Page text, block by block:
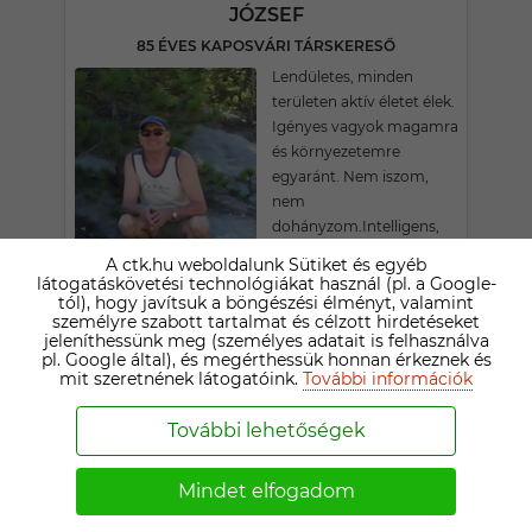
JÓZSEF
85 ÉVES KAPOSVÁRI TÁRSKERESŐ
Lendületes, minden
területen aktív életet élek.
Igényes vagyok magamra
és környezetemre
egyaránt. Nem iszom,
nem
dohányzom.Intelligens,
becsületes,értékes
embernek tartom
magam. Testi-lelki
szeretetet kapni,és adni
vágyó,átlagos testalkatú
tartós kapcsolat céljából.
Kedvenc: kirándulás,
Balaton.
A ctk.hu weboldalunk Sütiket és egyéb
látogatáskövetési technológiákat használ (pl. a Google-
tól), hogy javítsuk a böngészési élményt, valamint
személyre szabott tartalmat és célzott hirdetéseket
jeleníthessünk meg (személyes adatait is felhasználva
pl. Google által), és megérthessük honnan érkeznek és
mit szeretnének látogatóink. További információk
További lehetőségek
Mindet elfogadom